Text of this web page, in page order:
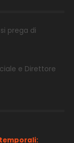
prega di
e Direttore